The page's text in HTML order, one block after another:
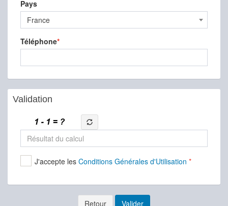
Pays
France
Téléphone
Validation
J'accepte les Conditions Générales d'Utilisation
Retour Valider